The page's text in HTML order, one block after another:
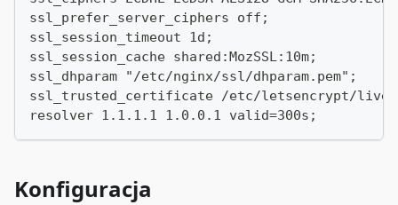
ssl_prefer_server_ciphers off;
ssl_session_timeout 1d;
ssl_session_cache shared:MozSSL:10m;
ssl_dhparam "/etc/nginx/ssl/dhparam.pem";
ssl_trusted_certificate /etc/letsencrypt/live/
resolver 1.1.1.1 1.0.0.1 valid=300s;
Konfiguracja